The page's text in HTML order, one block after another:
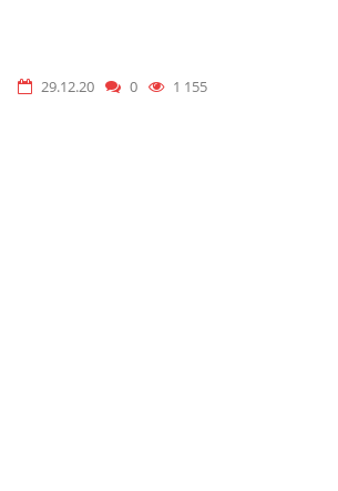
29.12.20 0 1 155